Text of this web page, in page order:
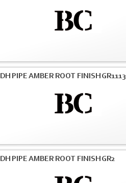
DH PIPE AMBER ROOT FINISH GR1113
DH PIPE AMBER ROOT FINISH GR2